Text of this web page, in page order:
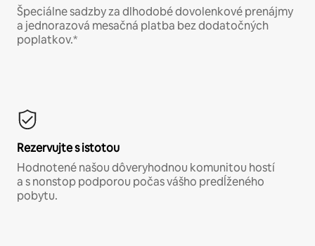
Špeciálne sadzby za dlhodobé dovolenkové prenájmy
a jednorazová mesačná platba bez dodatočných
poplatkov.*
Rezervujte s istotou
Hodnotené našou dôveryhodnou komunitou hostí
a s nonstop podporou počas vášho predĺženého
pobytu.